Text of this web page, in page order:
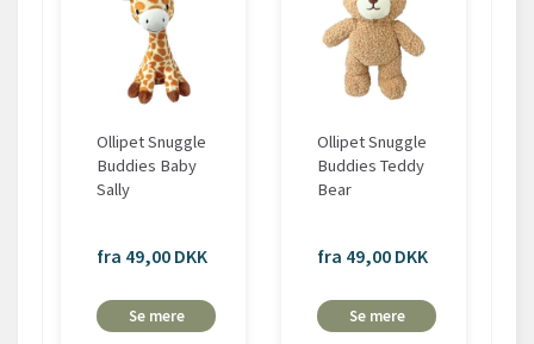
Ollipet Snuggle
Buddies Baby
Sally
fra 49,00 DKK
Se mere
Ollipet Snuggle
Buddies Teddy
Bear
fra 49,00 DKK
Se mere